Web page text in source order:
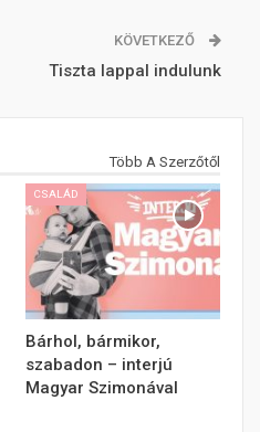
KÖVETKEZŐ
Tiszta lappal indulunk
Több A Szerzőtől
CSALÁD
Bárhol, bármikor,
szabadon – interjú
Magyar Szimonával